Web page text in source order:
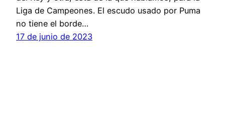
Liga de Campeones. El escudo usado por Puma
no tiene el borde…
17 de junio de 2023